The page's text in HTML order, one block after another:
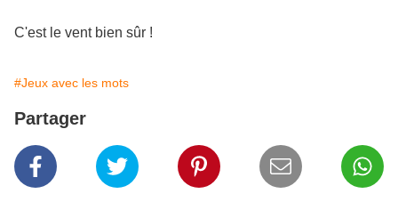
C'est le vent bien sûr !
#Jeux avec les mots
Partager